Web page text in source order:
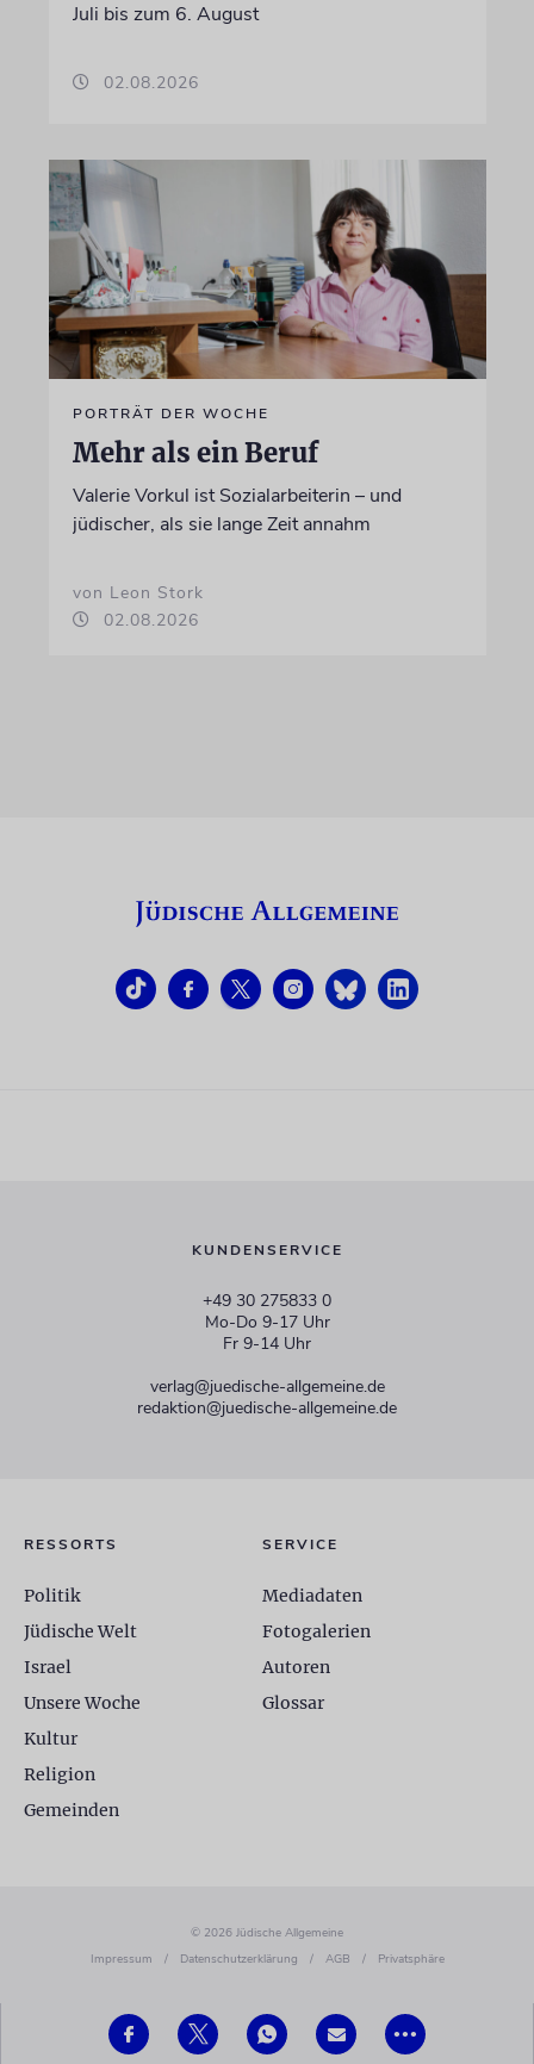
•••
Juli bis zum 6. August
02.08.2026
PORTRÄT DER WOCHE
Mehr als ein Beruf
Valerie Vorkul ist Sozialarbeiterin – und
jüdischer, als sie lange Zeit annahm
von Leon Stork
02.08.2026
KUNDENSERVICE
+49 30 275833 0
Mo-Do 9-17 Uhr
Fr 9-14 Uhr
verlag@juedische-allgemeine.de
redaktion@juedische-allgemeine.de
RESSORTS
Politik
Jüdische Welt
Israel
Unsere Woche
Kultur
Religion
Gemeinden
SERVICE
Mediadaten
Fotogalerien
Autoren
Glossar
© 2026 Jüdische Allgemeine
Impressum
/ Datenschutzerklärung / AGB / Privatsphäre